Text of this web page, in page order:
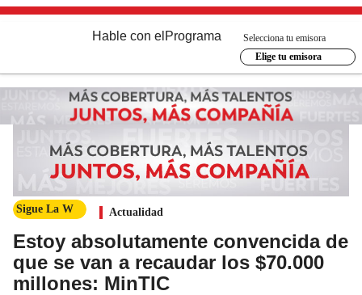
Hable con el Programa
Selecciona tu emisora
Elige tu emisora
Sigue La W Actualidad
Estoy absolutamente convencida de
que se van a recaudar los $70.000
millones: MinTIC